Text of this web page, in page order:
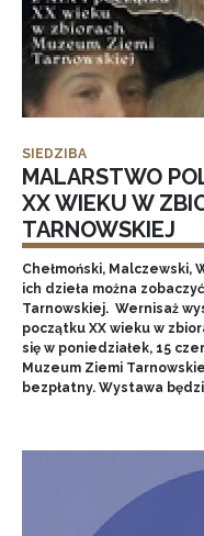
SIEDZIBA
MALARSTWO
XX WIEKU W
TARNOWSKIEJ
Chełmoński, Malczewski,
ich dzieła można
Tarnowskiej. Wernisaż
początku XX wieku w
się w poniedziałek, 15
Muzeum Ziemi
bezpłatny. Wystawa